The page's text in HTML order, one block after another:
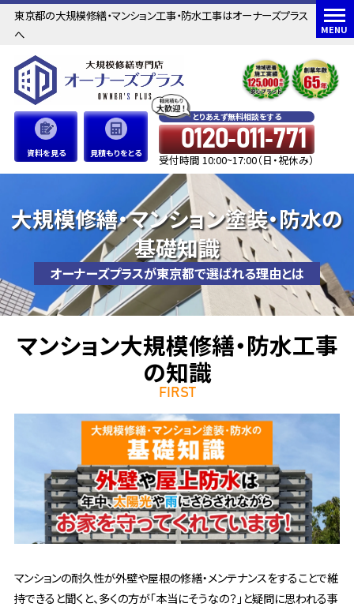
MENU
東京都の大規模修繕・マンション工事・防水工事はオーナーズプラス
へ
資料を見る 見積もりをとる
とりあえず無料相談をする
0120-011-771
受付時間 10:00~17:00（日・祝休み）
大規模修繕・マンション塗装・防水の
基礎知識
オーナーズプラスが東京都で選ばれる理由とは
マンション大規模修繕・防水工事
の知識
FIRST
マンションの耐久性が外壁や屋根の修繕・メンテナンスをすることで維
持できると聞くと、多くの方が「本当にそうなの？」と疑問に思われる事